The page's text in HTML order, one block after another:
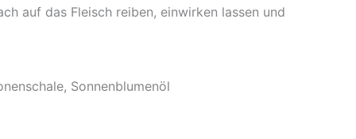
auf das Fleisch reiben, einwirken lassen und
Sonnenblumenöl